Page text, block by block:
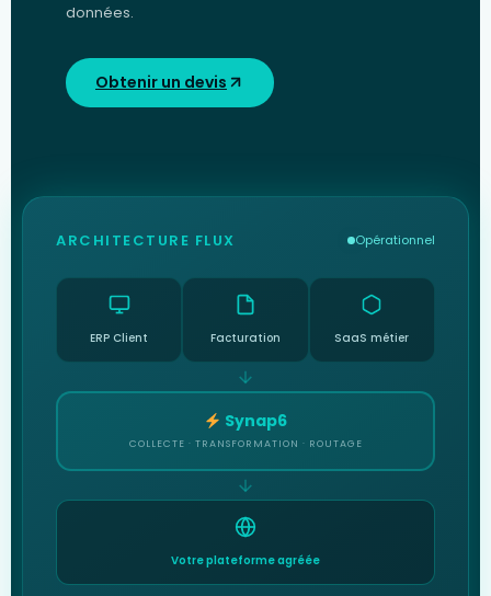
données.
Obtenir un devis
ARCHITECTURE FLUX Opérationnel
ERP Client Facturation SaaS métier
Synap6
COLLECTE · TRANSFORMATION · ROUTAGE
Votre plateforme agréée